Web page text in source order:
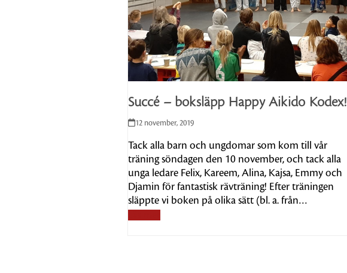
Succé – boksläpp Happy Aikido Kodex!
12 november, 2019
Tack alla barn och ungdomar som kom till vår
träning söndagen den 10 november, och tack alla
unga ledare Felix, Kareem, Alina, Kajsa, Emmy och
Djamin för fantastisk rävträning! Efter träningen
släppte vi boken på olika sätt (bl. a. från…